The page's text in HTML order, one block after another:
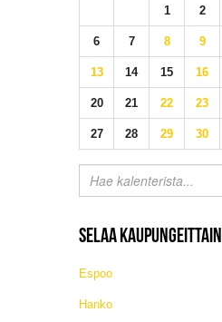
1 2
6 7 8 9
13 14 15 16
20 21 22 23
27 28 29 30
SELAA KAUPUNGEITTAIN
Espoo
Hanko